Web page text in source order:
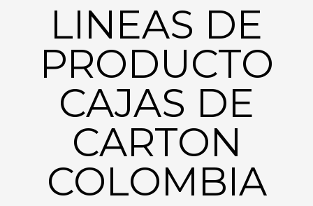
LINEAS DE
PRODUCTO
CAJAS DE
CARTON
COLOMBIA